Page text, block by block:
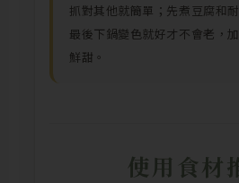
抓對其他就簡單；先煮豆腐和
最後下鍋變色就好才不會老，
鮮甜。
使用食材